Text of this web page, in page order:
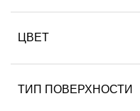
ЦВЕТ
ТИП ПОВЕРХНОСТИ